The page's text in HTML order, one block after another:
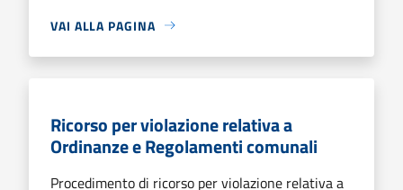
VAI ALLA PAGINA
Ricorso per violazione relativa a
Ordinanze e Regolamenti comunali
Procedimento di ricorso per violazione relativa a